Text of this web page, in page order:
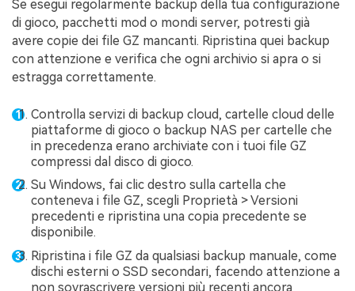
Se esegui regolarmente backup della tua configurazione
di gioco, pacchetti mod o mondi server, potresti già
avere copie dei file GZ mancanti. Ripristina quei backup
con attenzione e verifica che ogni archivio si apra o si
estragga correttamente.
Controlla servizi di backup cloud, cartelle cloud delle
piattaforme di gioco o backup NAS per cartelle che
in precedenza erano archiviate con i tuoi file GZ
compressi dal disco di gioco.
Su Windows, fai clic destro sulla cartella che
conteneva i file GZ, scegli Proprietà > Versioni
precedenti e ripristina una copia precedente se
disponibile.
Ripristina i file GZ da qualsiasi backup manuale, come
dischi esterni o SSD secondari, facendo attenzione a
non sovrascrivere versioni più recenti ancora